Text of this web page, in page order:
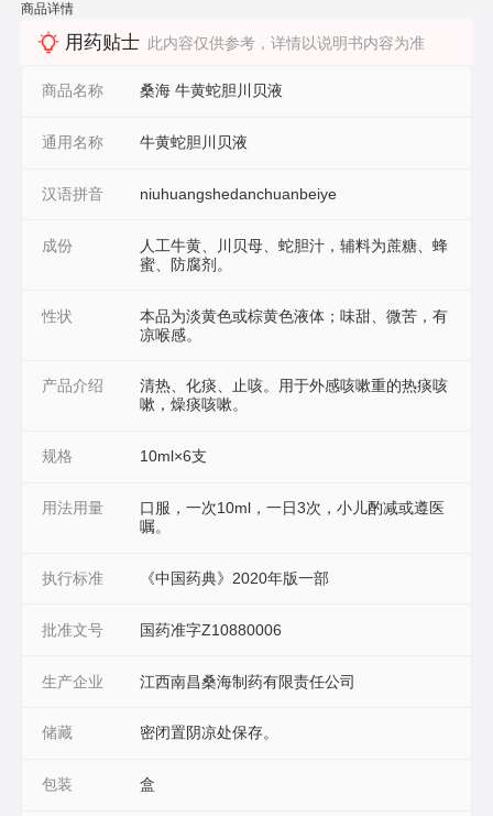
商品详情
用药贴士 此内容仅供参考，详情以说明书内容为准
商品名称 桑海 牛黄蛇胆川贝液
通用名称 牛黄蛇胆川贝液
汉语拼音 niuhuangshedanchuanbeiye
成份
人工牛黄、川贝母、蛇胆汁，辅料为蔗糖、蜂
蜜、防腐剂。
性状
本品为淡黄色或棕黄色液体；味甜、微苦，有
凉喉感。
产品介绍
清热、化痰、止咳。用于外感咳嗽重的热痰咳
嗽，燥痰咳嗽。
规格 10ml×6支
用法用量
口服，一次10ml，一日3次，小儿酌减或遵医
嘱。
执行标准 《中国药典》2020年版一部
批准文号 国药准字Z10880006
生产企业 江西南昌桑海制药有限责任公司
储藏 密闭置阴凉处保存。
包装 盒